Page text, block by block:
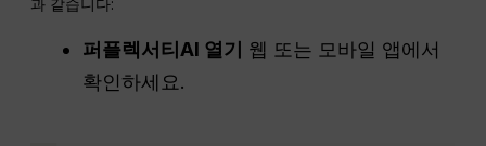
퍼플렉서티AI 열기 웹 또는 모바일 앱에서
확인하세요.